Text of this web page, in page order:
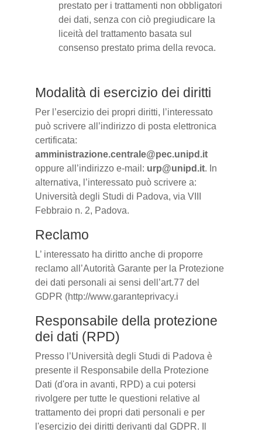
prestato per i trattamenti non obbligatori
dei dati, senza con ciò pregiudicare la
liceità del trattamento basata sul
consenso prestato prima della revoca.
Modalità di esercizio dei diritti
Per l’esercizio dei propri diritti, l’interessato
può scrivere all’indirizzo di posta elettronica
certificata:
amministrazione.centrale@pec.unipd.it
oppure all’indirizzo e-mail: urp@unipd.it. In
alternativa, l’interessato può scrivere a:
Università degli Studi di Padova, via VIII
Febbraio n. 2, Padova.
Reclamo
L’ interessato ha diritto anche di proporre
reclamo all’Autorità Garante per la Protezione
dei dati personali ai sensi dell’art.77 del
GDPR (http://www.garanteprivacy.i
Responsabile della protezione
dei dati (RPD)
Presso l’Università degli Studi di Padova è
presente il Responsabile della Protezione
Dati (d'ora in avanti, RPD) a cui potersi
rivolgere per tutte le questioni relative al
trattamento dei propri dati personali e per
l'esercizio dei diritti derivanti dal GDPR. Il